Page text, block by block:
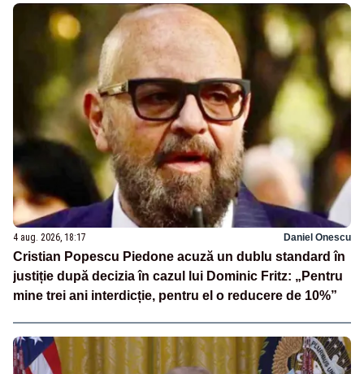
4 aug. 2026, 18:17 Daniel Onescu
Cristian Popescu Piedone acuză un dublu standard în
justiție după decizia în cazul lui Dominic Fritz: „Pentru
mine trei ani interdicție, pentru el o reducere de 10%”